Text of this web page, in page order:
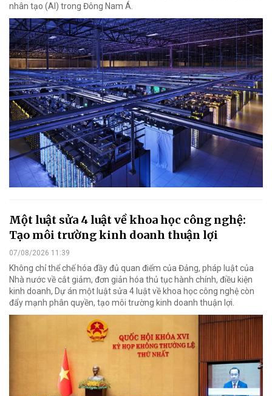
nhân tạo (AI) trong Đông Nam Á.
Một luật sửa 4 luật về khoa học công nghệ:
Tạo môi trường kinh doanh thuận lợi
07/08/2026 11:39
Không chỉ thể chế hóa đầy đủ quan điểm của Đảng, pháp luật của
Nhà nước về cắt giảm, đơn giản hóa thủ tục hành chính, điều kiện
kinh doanh, Dự án một luật sửa 4 luật về khoa học công nghệ còn
đẩy mạnh phân quyền, tạo môi trường kinh doanh thuận lợi.